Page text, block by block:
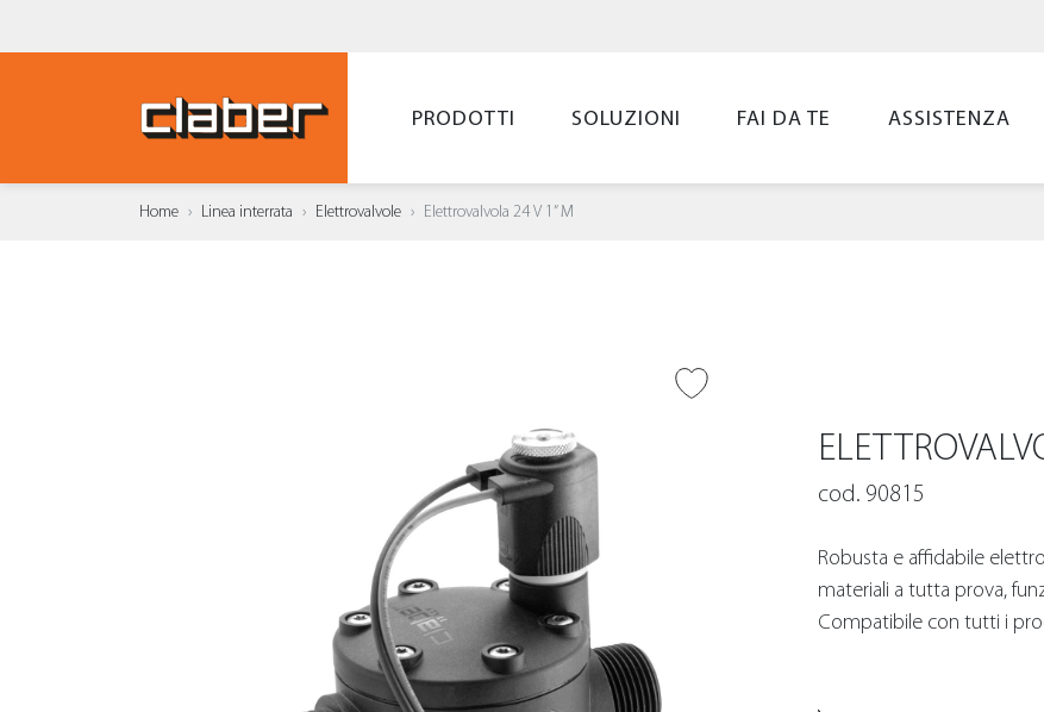
PRODOTTI SOLUZIONI FAI DA TE ASSISTENZA
Home Linea interrata Elettrovalvole Elettrovalvola 24 V 1” M
cod. 90815
Robusta e affidabile
materiali a tutta prova,
Compatibile con tutti i